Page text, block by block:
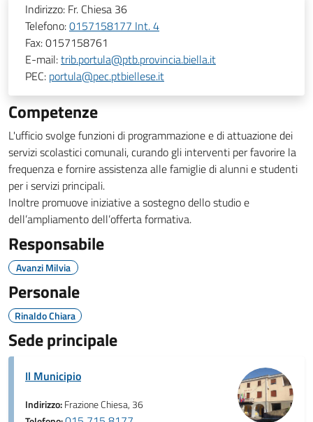
Indirizzo: Fr. Chiesa 36
Telefono:0157158177 Int. 4
Fax:0157158761
E-mail:trib.portula@ptb.provincia.biella.it
PEC: portula@pec.ptbiellese.it
Competenze
L'ufficio svolge funzioni di programmazione e di attuazione dei
servizi scolastici comunali, curando gli interventi per favorire la
frequenza e fornire assistenza alle famiglie di alunni e studenti
per i servizi principali.
Inoltre promuove iniziative a sostegno dello studio e
dell’ampliamento dell’offerta formativa.
Responsabile
Avanzi Milvia
Personale
Rinaldo Chiara
Sede principale
Il Municipio
Indirizzo:Frazione Chiesa, 36